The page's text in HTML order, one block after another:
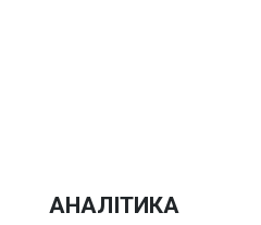
АНАЛІТИКА